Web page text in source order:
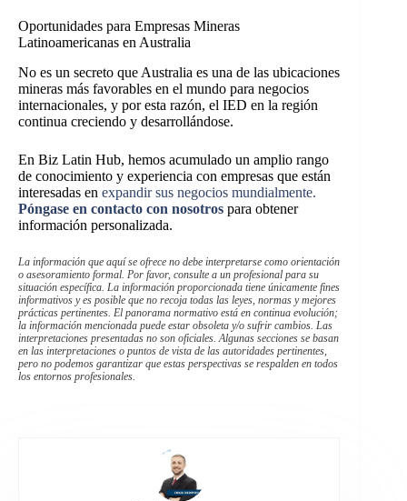
Oportunidades para Empresas Mineras
Latinoamericanas en Australia
No es un secreto que Australia es una de las ubicaciones
mineras más favorables en el mundo para negocios
internacionales, y por esta razón, el IED en la región
continua creciendo y desarrollándose.
En Biz Latin Hub, hemos acumulado un amplio rango
de conocimiento y experiencia con empresas que están
interesadas en expandir sus negocios mundialmente.
Póngase en contacto con nosotros para obtener
información personalizada.
La información que aquí se ofrece no debe interpretarse como orientación
o asesoramiento formal. Por favor, consulte a un profesional para su
situación específica. La información proporcionada tiene únicamente fines
informativos y es posible que no recoja todas las leyes, normas y mejores
prácticas pertinentes. El panorama normativo está en continua evolución;
la información mencionada puede estar obsoleta y/o sufrir cambios. Las
interpretaciones presentadas no son oficiales. Algunas secciones se basan
en las interpretaciones o puntos de vista de las autoridades pertinentes,
pero no podemos garantizar que estas perspectivas se respalden en todos
los entornos profesionales.